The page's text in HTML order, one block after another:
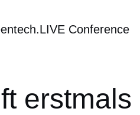
Conference
erstmals